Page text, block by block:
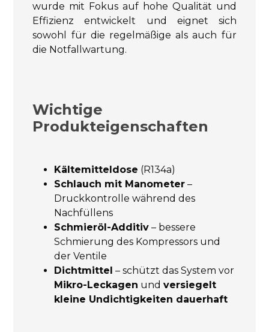
wurde mit Fokus auf hohe Qualität und
Effizienz entwickelt und eignet sich
sowohl für die regelmäßige als auch für
die Notfallwartung.
Wichtige
Produkteigenschaften
Kältemitteldose (R134a)
Schlauch mit Manometer –
Druckkontrolle während des
Nachfüllens
Schmieröl-Additiv – bessere
Schmierung des Kompressors und
der Ventile
Dichtmittel – schützt das System vor
Mikro-Leckagen undversiegelt
kleine Undichtigkeiten dauerhaft